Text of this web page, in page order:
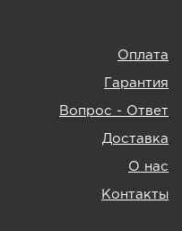
Оплата
Гарантия
Вопрос - Ответ
Доставка
О нас
Контакты